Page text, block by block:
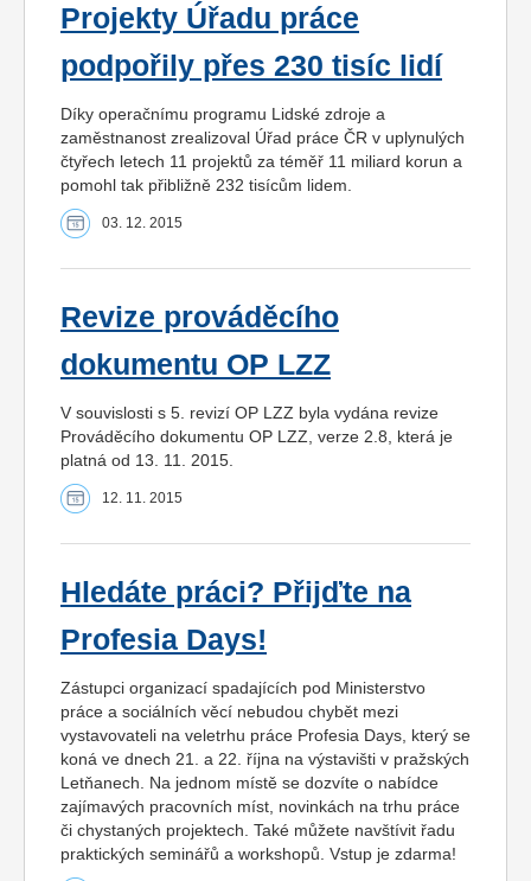
Projekty Úřadu práce
podpořily přes 230 tisíc lidí
Díky operačnímu programu Lidské zdroje a
zaměstnanost zrealizoval Úřad práce ČR v uplynulých
čtyřech letech 11 projektů za téměř 11 miliard korun a
pomohl tak přibližně 232 tisícům lidem.
03. 12. 2015
Revize prováděcího
dokumentu OP LZZ
V souvislosti s 5. revizí OP LZZ byla vydána revize
Prováděcího dokumentu OP LZZ, verze 2.8, která je
platná od 13. 11. 2015.
12. 11. 2015
Hledáte práci? Přijďte na
Profesia Days!
Zástupci organizací spadajících pod Ministerstvo
práce a sociálních věcí nebudou chybět mezi
vystavovateli na veletrhu práce Profesia Days, který se
koná ve dnech 21. a 22. října na výstavišti v pražských
Letňanech. Na jednom místě se dozvíte o nabídce
zajímavých pracovních míst, novinkách na trhu práce
či chystaných projektech. Také můžete navštívit řadu
praktických seminářů a workshopů. Vstup je zdarma!